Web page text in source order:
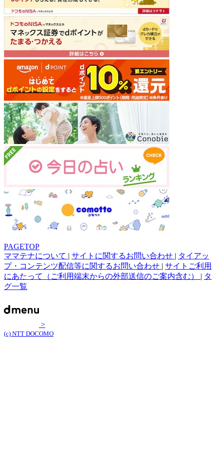
PAGETOP
ママテナについて | サイトに関するお問い合わせ | タイアッ
プ・コンテンツ配信等に関するお問い合わせ | サイトご利用
にあたって（ご利用端末からの外部送信のご案内含む） | タ
グ一覧
>
(c) NTT DOCOMO